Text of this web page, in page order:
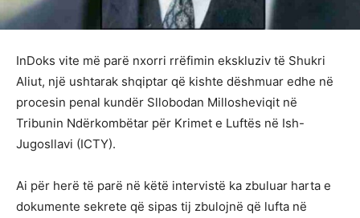
InDoks vite më parë nxorri rrëfimin ekskluziv të Shukri
Aliut, një ushtarak shqiptar që kishte dëshmuar edhe në
procesin penal kundër Sllobodan Millosheviqit në
Tribunin Ndërkombëtar për Krimet e Luftës në Ish-
Jugosllavi (ICTY).
Ai për herë të parë në këtë intervistë ka zbuluar harta e
dokumente sekrete që sipas tij zbulojnë që lufta në